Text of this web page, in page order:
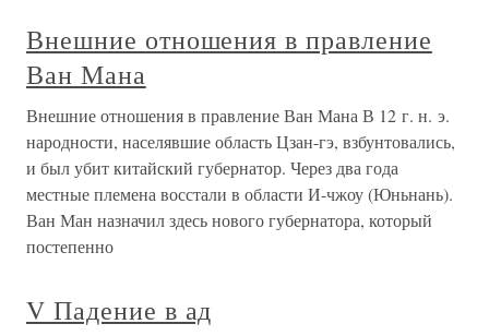
Внешние отношения в правление
Ван Мана
Внешние отношения в правление Ван Мана В 12 г. н. э.
народности, населявшие область Цзан-гэ, взбунтовались,
и был убит китайский губернатор. Через два года
местные племена восстали в области И-чжоу (Юньнань).
Ван Ман назначил здесь нового губернатора, который
постепенно
V Падение в ад